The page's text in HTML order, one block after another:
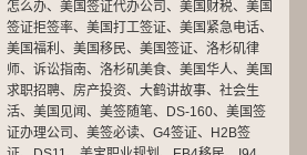
怎么办、 美国签证代办公司 、 美国财税、 美国
签证拒签率、 美国打工签证、 美国紧急电话、
美国福利 、 美国移民、 美国签证、 洛杉矶律
师、 诉讼指南、 洛杉矶美食、 美国华人、 美国
求职招聘、 房产投资、 大鹤讲故事、 社会生
活、 美国见闻、 美签随笔、 DS-160、 美国签
证办理公司 、 美签必读、 G4签证、
H2B签